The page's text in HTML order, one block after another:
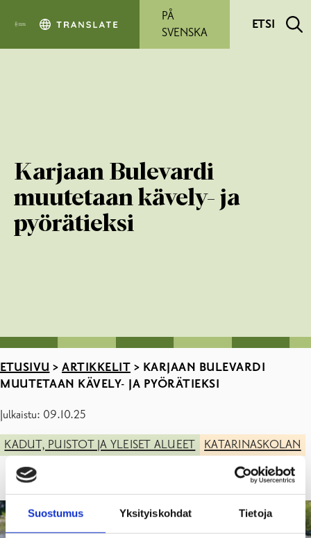
Suostumus Yksityiskohdat Tietoja
PÅ
SVENSKA
ETSI
Karjaan Bulevardi
muutetaan kävely- ja
pyörätieksi
ETUSIVU > ARTIKKELIT > KARJAAN BULEVARDI
MUUTETAAN KÄVELY- JA PYÖRÄTIEKSI
Julkaistu: 09.10.25
KADUT, PUISTOT JA YLEISET ALUEET KATARINASKOLAN